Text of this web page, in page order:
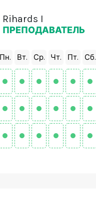
Rihards I
ПРЕПОДАВАТЕЛЬ
Пн. Вт. Ср. Чт. Пт. Сб.